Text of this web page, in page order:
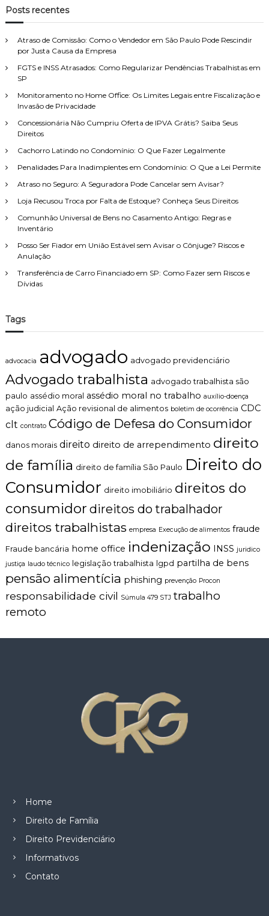
q
u
s
r
o
:
s
r
Posts recentes
Atraso de Comissão: Como o Vendedor em São Paulo Pode Rescindir
por Justa Causa da Empresa
FGTS e INSS Atrasados: Como Regularizar Pendências Trabalhistas em
SP
Monitoramento no Home Office: Os Limites Legais entre Fiscalização e
Invasão de Privacidade
Concessionária Não Cumpriu Oferta de IPVA Grátis? Saiba Seus
Direitos
Cachorro Latindo no Condomínio: O Que Fazer Legalmente
Penalidades Para Inadimplentes em Condomínio: O Que a Lei Permite
Atraso no Seguro: A Seguradora Pode Cancelar sem Avisar?
Loja Recusou Troca por Falta de Estoque? Conheça Seus Direitos
Comunhão Universal de Bens no Casamento Antigo: Regras e
Inventário
Posso Ser Fiador em União Estável sem Avisar o Cônjuge? Riscos e
Anulação
Transferência de Carro Financiado em SP: Como Fazer sem Riscos e
Dívidas
Tags
advocacia advogado advogado previdenciário
Advogado trabalhista advogado trabalhista são
paulo assédio moral assédio moral no trabalho auxílio-doença
ação judicial Ação revisional de alimentos boletim de ocorrência CDC
clt contrato Código de Defesa do Consumidor
danos morais direito direito de arrependimento direito
de família direito de família São Paulo Direito do
Consumidor direito imobiliário direitos do
consumidor direitos do trabalhador
direitos trabalhistas empresa Execução de alimentos fraude
Fraude bancária home office indenização INSS juridico
justiça
laudo técnico legislação trabalhista lgpd partilha de bens
pensão alimentícia phishing prevenção Procon
responsabilidade civil Súmula 479 STJ trabalho
remoto
Home
Direito de Família
Direito Previdenciário
Informativos
Contato